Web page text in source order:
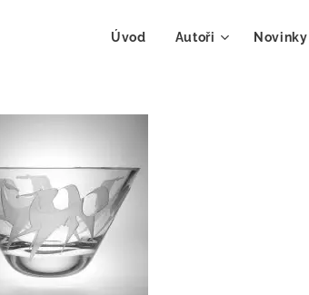
Úvod Autoři Novinky